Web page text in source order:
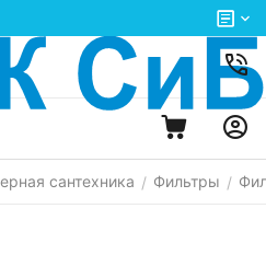
сантехника / Фильтры /